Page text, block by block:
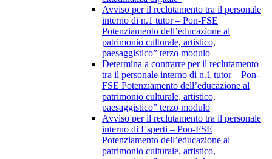
Avviso per il reclutamento tra il personale
interno di n.1 tutor – Pon-FSE
Potenziamento dell’educazione al
patrimonio culturale, artistico,
paesaggistico” terzo modulo
Determina a contrarre per il reclutamento
tra il personale interno di n.1 tutor – Pon-
FSE Potenziamento dell’educazione al
patrimonio culturale, artistico,
paesaggistico” terzo modulo
Avviso per il reclutamento tra il personale
interno di Esperti – Pon-FSE
Potenziamento dell’educazione al
patrimonio culturale, artistico,